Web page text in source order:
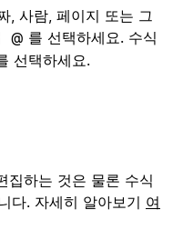
, 사람, 페이지 또는 그
@ 를 선택하세요. 수식
선택하세요.
집하는 것은 물론 수식
다. 자세히 알아보기 여